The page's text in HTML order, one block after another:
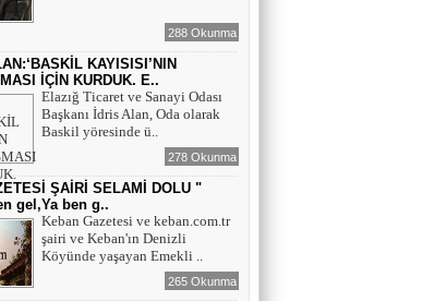
288 Okunma
KAYISISI’NIN
İÇİN KURDUK. E..
Elazığ Ticaret ve Sanayi Odası
Başkanı İdris Alan, Oda olarak
Baskil yöresinde ü..
278 Okunma
ŞAİRİ SELAMİ DOLU "
gel,Ya ben g..
Keban Gazetesi ve keban.com.tr
şairi ve Keban'ın Denizli
Köyünde yaşayan Emekli ..
265 Okunma